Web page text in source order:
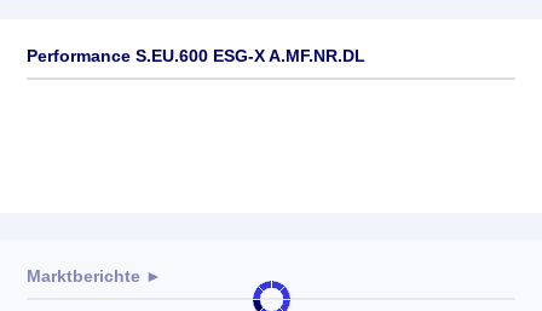
Performance S.EU.600 ESG-X A.MF.NR.DL
Marktberichte ►